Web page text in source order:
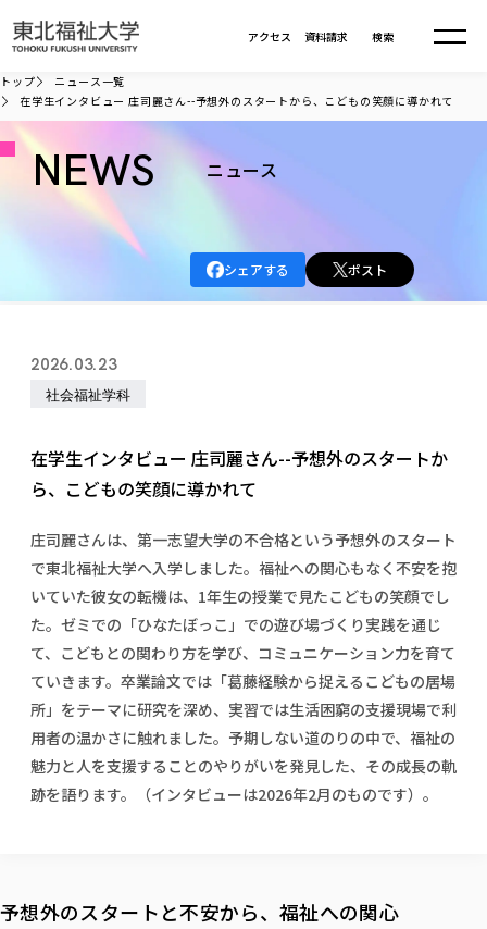
資料請求
アクセス 検索
大学について
建学の精神・教育の理念
学長室の窓
各種方針
大学の歩み
学則
校歌の歴史
寄附の受け入れ
関連法人
教職員募集
役員・評議員一覧
キャンパス案内
大学の取り組み
大学の取り組み
社会連携・研究
カリキュラム編成ガイドライン
一般事業主行動計画
公的資金等の不正使用の防止に関する基本方針
研究活動における不正行為の防止等に関する対応
大学広報誌「TFU Newsletter 東北福祉大学通信」
初年次教育（リエゾンゼミⅠ）について
リエゾンゼミ・ナビ（テキスト等）
お役立ち情報（リンク集）
放射線モニタリング測定結果（国見キャンパス）
情報公開
寄附行為
ガバナンス・コード
中期事業計画
事業計画／財務・事業報告
大学評価
IR情報
学校教育法施行規則第172条の2に基づく情報公開
教職課程における情報の公表
学部・学科等設置計画履行状況報告書
情報公開規程
学部・大学院
学部・大学院TOP
総合福祉学部
社会福祉学科
福祉行政学科
共生まちづくり学部
共生まちづくり学科
教育学部
健康科学部
健康科学部
保健看護学科
リハビリテーション学科
医療経営管理学科
産業福祉マネジメント学科
情報福祉マネジメント学科
仏教専修科
大学院
大学院
総合福祉学研究科 社会福祉学専攻 修士課程
教育学研究科 教育学専攻 修士課程
通信教育部
入学試験
デジタルパンフ
オープンキャンパス
就職状況
東北福祉大学のキャリアサポート
東北福祉大学のキャリアサポート
進路・就職支援
東北福祉大学のキャリア教育
採用ご担当者様へ
採用ご担当者様へ
センター長の挨拶
求人の受付について
単独学内説明会のご案内
在学生の方
在学生の方
資格取得報奨制度について
東北福祉大学求人・インターンシップ検索サイト（キャリタス
卒業生の方
卒業生の方
よくあるご質問
在学生インタビュー
課外活動
課外活動 TOP
体育会・運動サークル紹介
文化会・文化系サークル紹介
大学指定団体紹介
国際交流
国際交流TOP
交換留学生 Exchange students
海外留学・研修
外国人在学生
Prospective Students
社会連携・研究
社会連携・研究 TOP
東北福祉大学の研究活動
東北福祉大学の研究活動
東北福祉大学の研究紹介
共同研究等をご検討の皆様へ
東北福祉大学の紀要・リポジトリ
東北福祉大学の紀要・リポジトリ
研究紀要
芹沢銈介美術工芸館年報
産学・産学官連携
学生参加 × 産学官連携 ～ 「行学一如」の実践
社会貢献への取り組み
生涯教育・キャリア教育
生涯教育・キャリア教育TOP
生涯学習・社会人講座
月例TFU実学臨床研究セミナー
TFU教育フォーラム
関連法人
取材について
トップ
ニュース一覧
在学生インタビュー 庄司麗さん--予想外のスタートから、こどもの笑顔に導かれて
NEWS ニュース
シェアする ポスト
2026.03.23
社会福祉学科
在学生インタビュー 庄司麗さん--予想外のスタートか
ら、こどもの笑顔に導かれて
庄司麗さんは、第一志望大学の不合格という予想外のスタート
で東北福祉大学へ入学しました。福祉への関心もなく不安を抱
いていた彼女の転機は、1年生の授業で見たこどもの笑顔でし
た。ゼミでの「ひなたぼっこ」での遊び場づくり実践を通じ
て、こどもとの関わり方を学び、コミュニケーション力を育て
ていきます。卒業論文では「葛藤経験から捉えるこどもの居場
所」をテーマに研究を深め、実習では生活困窮の支援現場で利
用者の温かさに触れました。予期しない道のりの中で、福祉の
魅力と人を支援することのやりがいを発見した、その成長の軌
跡を語ります。（インタビューは2026年2月のものです）。
予想外のスタートと不安から、福祉への関心